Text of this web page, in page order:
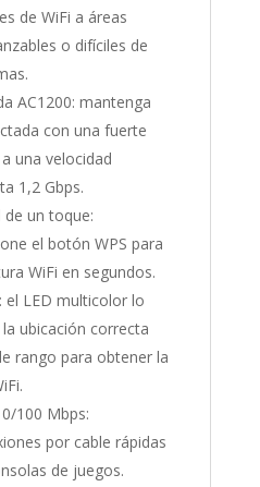
de WiFi a áreas
o difíciles de
AC1200: mantenga
con una fuerte
una velocidad
1,2 Gbps.
un toque:
el botón WPS para
WiFi en segundos.
el LED multicolor lo
ubicación correcta
rango para obtener la
100 Mbps:
por cable rápidas
de juegos.